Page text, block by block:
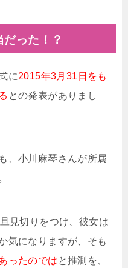
った！？
に2015年3月31日をも
との発表がありまし
、小川麻琴さんが所属
見切りをつけ、彼女は
気になりますが、そも
ったのでは と推測を、